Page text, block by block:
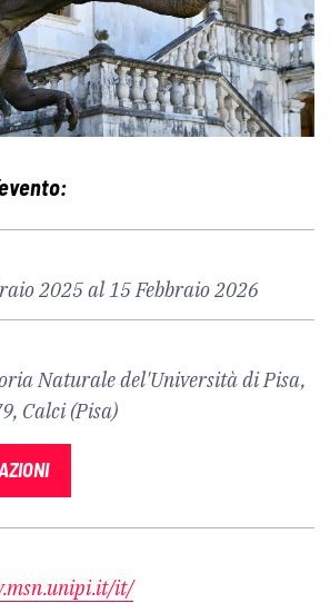
2025 al 15 Febbraio 2026
Naturale del'Università di Pisa,
Calci (Pisa)
it/